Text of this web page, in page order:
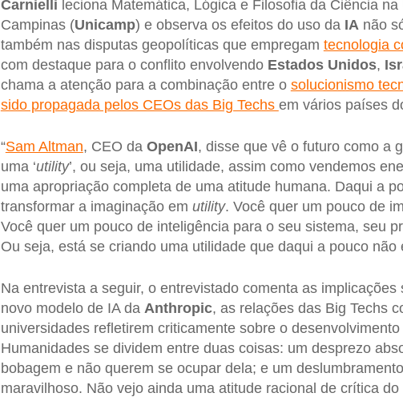
Carnielli leciona Matemática, Lógica e Filosofia da Ciência
Campinas (Unicamp) e observa os efeitos do uso da IAnão
também nas disputas geopolíticas que empregam tecnologia
com destaque para o conflito envolvendo Estados Unidos,
chama a atenção para a combinação entre o solucionismo
sido propagada pelos CEOs das Big Techs em vários países
“Sam Altman, CEO da OpenAI, disse que vê o futuro como a
uma ‘utility’, ou seja, uma utilidade, assim como vendemos
uma apropriação completa de uma atitude humana. Daqui a
transformar a imaginação em utility. Você quer um pouco de
Você quer um pouco de inteligência para o seu sistema, seu
Ou seja, está se criando uma utilidade que daqui a pouco não
Na entrevista a seguir, o entrevistado comenta as
novo modelo de IA da Anthropic, as relações das Big Techs
universidades refletirem criticamente sobre o
Humanidades se dividem entre duas coisas: um desprezo
bobagem e não querem se ocupar dela; e um
maravilhoso. Não vejo ainda uma atitude racional de crítica